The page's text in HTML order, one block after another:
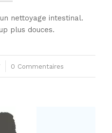
nettoyage intestinal.
plus douces.
0 Commentaires